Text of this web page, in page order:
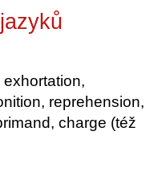
reprehension,
charge (též